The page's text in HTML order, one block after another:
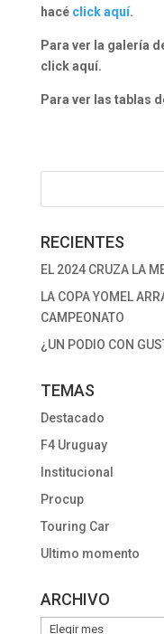
hacé click aquí.
Para ver la galería
click aquí.
Para ver las tablas
RECIENTES
EL 2024 CRUZA LA
LA COPA YOMEL
CAMPEONATO
¿UN PODIO CON
TEMAS
Destacado
F4 Uruguay
Institucional
Procup
Touring Car
Ultimo momento
ARCHIVO
ARCHIVO